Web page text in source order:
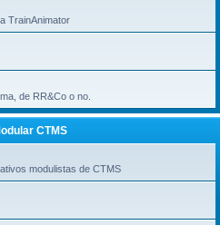
TrainAnimator
de RR&Co o no.
CTMS
modulistas de CTMS